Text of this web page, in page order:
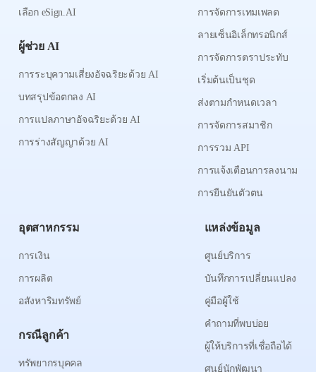
เลือก eSign.AI
ผู้ช่วย AI
การระบุความเสี่ยงอัจฉริยะด้วย AI
บทสรุปข้อตกลง AI
การแปลภาษาอัจฉริยะด้วย AI
การร่างสัญญาด้วย AI
การจัดการเทมเพลต
ลายเซ็นอิเล็กทรอนิกส์
การจัดการตราประทับ
เริ่มต้นเป็นชุด
ส่งตามกำหนดเวลา
การจัดการสมาชิก
การรวม API
การแจ้งเตือนการลงนาม
การยืนยันตัวตน
อุตสาหกรรม
การเงิน
การผลิต
อสังหาริมทรัพย์
กรณีลูกค้า
ทรัพยากรบุคคล
แหล่งข้อมูล
ศูนย์บริการ
บันทึกการเปลี่ยนแปลง
คู่มือผู้ใช้
คำถามที่พบบ่อย
ผู้ให้บริการที่เชื่อถือได้
ศูนย์นักพัฒนา